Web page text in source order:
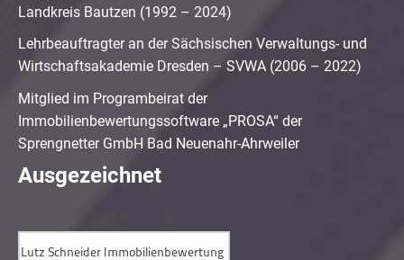
Landkreis Bautzen (1992 – 2024)
Lehrbeauftragter an der Sächsischen Verwaltungs- und
Wirtschaftsakademie Dresden – SVWA (2006 – 2022)
Mitglied im Programbeirat der
Immobilienbewertungssoftware „PROSA“ der
Sprengnetter GmbH Bad Neuenahr-Ahrweiler
Ausgezeichnet